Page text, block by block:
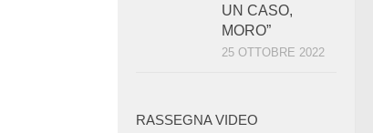
UN CASO,
MORO”
25 OTTOBRE 2022
RASSEGNA VIDEO